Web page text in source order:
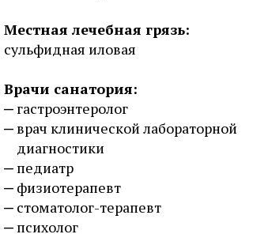
Местная лечебная грязь:
сульфидная иловая
Врачи санатория:
гастроэнтеролог
врач клинической лабораторной
диагностики
педиатр
физиотерапевт
стоматолог-терапевт
психолог